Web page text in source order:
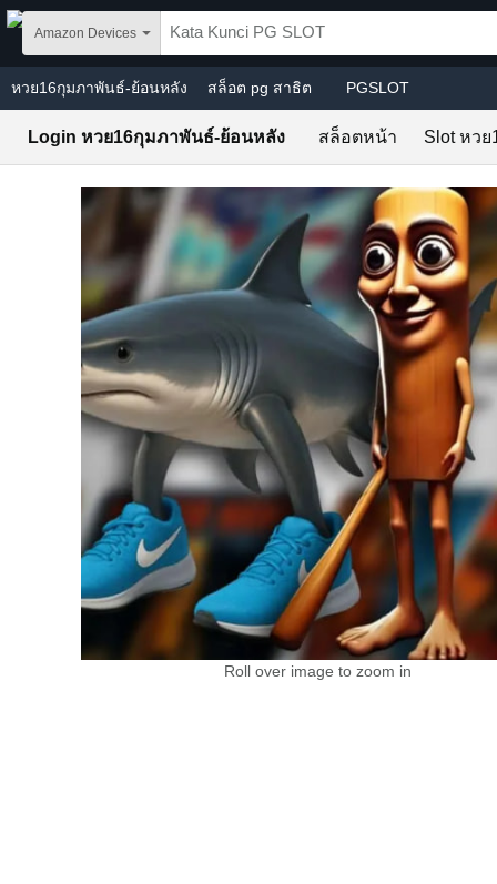
Skip to main content
Amazon Devices
หวย16กุมภาพันธ์-ย้อนหลัง สล็อต pg สาธิต PGSLOT
Login หวย16กุมภาพันธ์-ย้อนหลัง สล็อตหน้า Slot หว
Roll over image to zoom in